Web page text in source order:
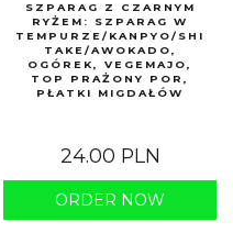
SZPARAG Z CZARNYM
RYŻEM: SZPARAG W
TEMPURZE/KANPYO/SHI
TAKE/AWOKADO,
OGÓREK, VEGEMAJO,
TOP PRAŻONY POR,
PŁATKI MIGDAŁÓW
24.00 PLN
ORDER NOW